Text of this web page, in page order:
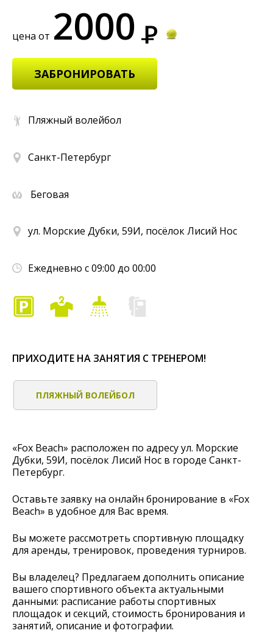
цена от 2000
ЗАБРОНИРОВАТЬ
Пляжный волейбол
Санкт-Петербург
Беговая
ул. Морские Дубки, 59И, посёлок Лисий Нос
Ежедневно с 09:00 до 00:00
ПРИХОДИТЕ НА ЗАНЯТИЯ С ТРЕНЕРОМ!
ПЛЯЖНЫЙ ВОЛЕЙБОЛ
«Fox Beach» расположен по адресу ул. Морские
Дубки, 59И, посёлок Лисий Нос в городе Санкт-
Петербург.
Оставьте заявку на онлайн бронирование в «Fox
Beach» в удобное для Вас время.
Вы можете рассмотреть спортивную площадку
для аренды, тренировок, проведения турниров.
Вы владелец? Предлагаем дополнить описание
вашего спортивного объекта актуальными
данными: расписание работы спортивных
площадок и секций, стоимость бронирования и
занятий, описание и фотографии.